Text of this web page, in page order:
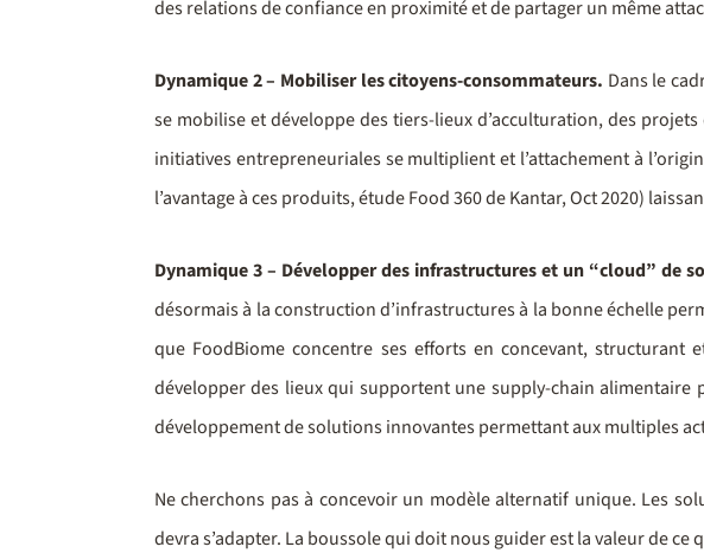
des relations de confiance en proximité et de partager un même
Dynamique 2 – Mobiliser les citoyens-consommateurs. Dans le
se mobilise et développe des tiers-lieux d’acculturation, des
initiatives entrepreneuriales se multiplient et l’attachement à
l’avantage à ces produits, étude Food 360 de Kantar, Oct 2020)
Dynamique 3 – Développer des infrastructures et un “cloud” de
désormais à la construction d’infrastructures à la bonne échelle
que FoodBiome concentre ses efforts en concevant,
développer des lieux qui supportent une supply-chain
développement de solutions innovantes permettant aux multiples
Ne cherchons pas à concevoir un modèle alternatif unique. Les
devra s’adapter. La boussole qui doit nous guider est la valeur de